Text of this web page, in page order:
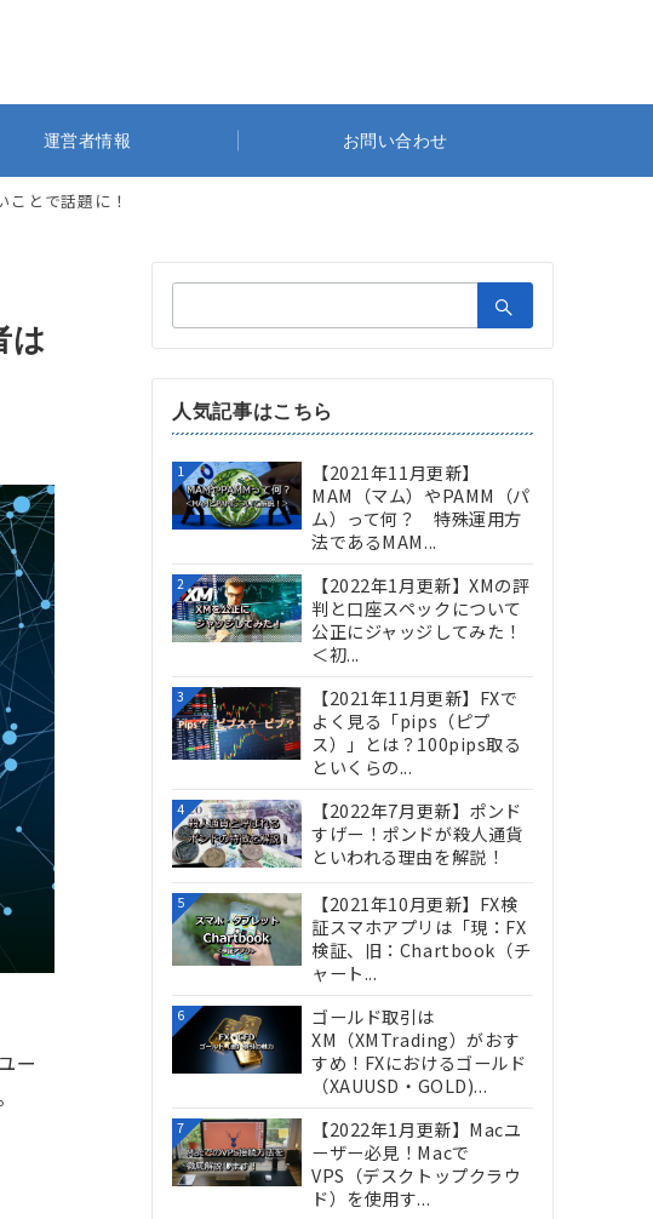
運営者情報 お問い合わせ
とで話題に！
は
ー
索：
人気記事はこちら
1
【2021年11月更新】
MAM（マム）やPAMM（パ
ム）って何？ 特殊運用方
法であるMAM...
2
【2022年1月更新】XMの評
判と口座スペックについて
公正にジャッジしてみた！
＜初...
3
【2021年11月更新】FXで
よく見る「pips（ピプ
ス）」とは？100pips取る
といくらの...
4
【2022年7月更新】ポンド
すげー！ポンドが殺人通貨
といわれる理由を解説！
5
【2021年10月更新】FX検
証スマホアプリは「現：FX
検証、旧：Chartbook（チ
ャート...
6
ゴールド取引は
XM（XMTrading）がおす
すめ！FXにおけるゴールド
（XAUUSD・GOLD)...
7
【2022年1月更新】Macユ
ーザー必見！Macで
VPS（デスクトップクラウ
ド）を使用す...